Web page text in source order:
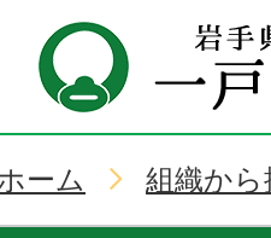
ーム 組織か